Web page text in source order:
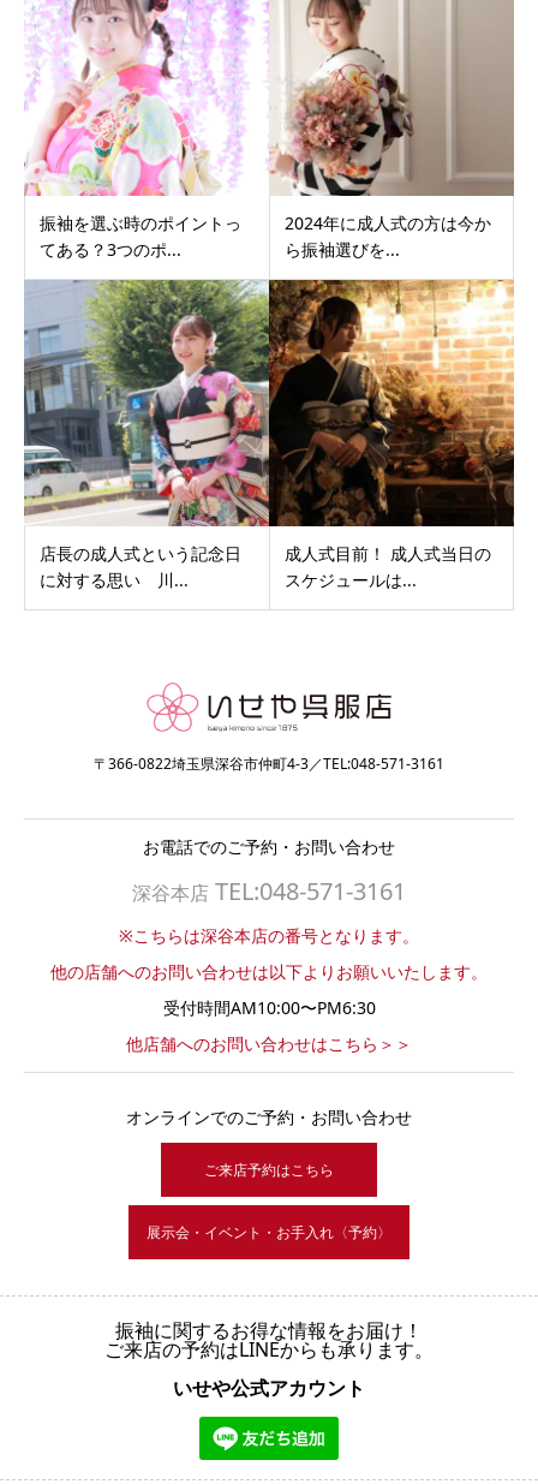
振袖を選ぶ時のポイントっ
てある？3つのポ...
2024年に成人式の方は今か
ら振袖選びを...
店長の成人式という記念日
に対する思い 川...
成人式目前！ 成人式当日の
スケジュールは...
〒366-0822埼玉県深谷市仲町4-3／TEL:048-571-3161
お電話でのご予約・お問い合わせ
深谷本店 TEL:048-571-3161
※こちらは深谷本店の番号となります。
他の店舗へのお問い合わせは以下よりお願いいたします。
受付時間AM10:00〜PM6:30
他店舗へのお問い合わせはこちら＞＞
オンラインでのご予約・お問い合わせ
ご来店予約はこちら
展示会・イベント・お手入れ〈予約〉
振袖に関するお得な情報をお届け！
ご来店の予約はLINEからも承ります。
いせや公式アカウント